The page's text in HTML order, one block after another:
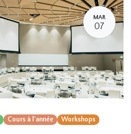
MAR
07
Cours à l'année Workshops